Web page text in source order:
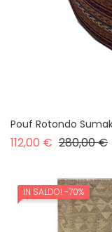
Pouf Rotondo
112,00 € Prezzo
280,00 €
IN SALDO! -70%